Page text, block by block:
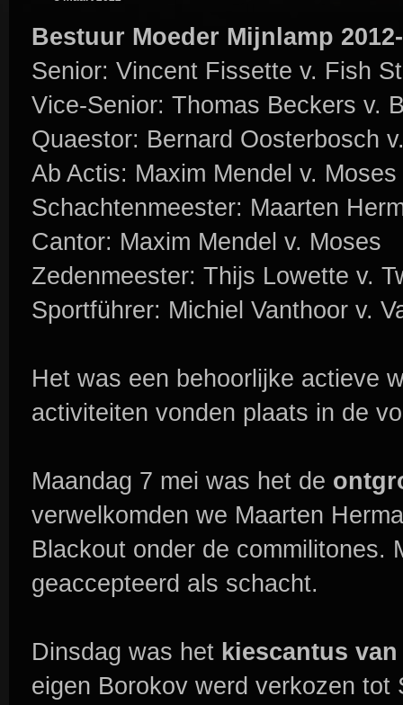
Bestuur Moeder Mijnlamp
Senior: Vincent Fissette v. Fish
Vice-Senior: Thomas Beckers v.
Quaestor: Bernard Oosterbosch
Ab Actis: Maxim Mendel v. Moses
Schachtenmeester: Maarten
Cantor: Maxim Mendel v. Moses
Zedenmeester: Thijs Lowette v.
Sportführer: Michiel Vanthoor v.
Het was een behoorlijke actieve
activiteiten vonden plaats in de
Maandag 7 mei was het de
verwelkomden we Maarten
Blackout onder de commilitones.
geaccepteerd als schacht.
Dinsdag was het kiescantus
eigen Borokov werd verkozen